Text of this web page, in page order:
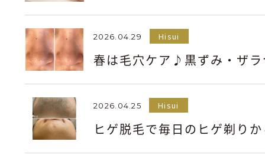
2026.04.29 Hisui
春は毛穴ケア♪黒ずみ・ザ
2026.04.25 Hisui
ヒゲ脱毛で毎日のヒゲ剃り